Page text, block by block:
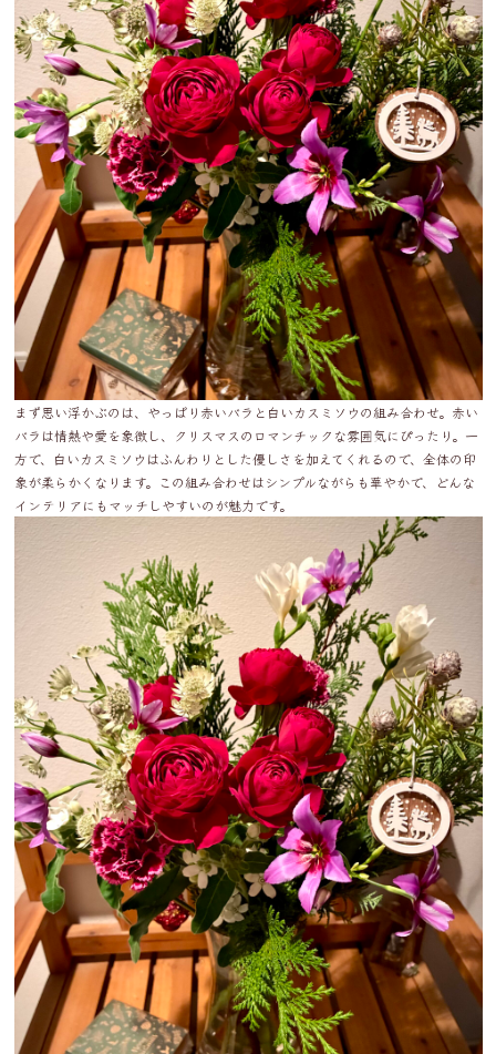
まず思い浮かぶのは、やっぱり赤いバラと白いカスミソウの組み合わせ。赤い
バラは情熱や愛を象徴し、クリスマスのロマンチックな雰囲気にぴったり。一
方で、白いカスミソウはふんわりとした優しさを加えてくれるので、全体の印
象が柔らかくなります。この組み合わせはシンプルながらも華やかで、どんな
インテリアにもマッチしやすいのが魅力です。